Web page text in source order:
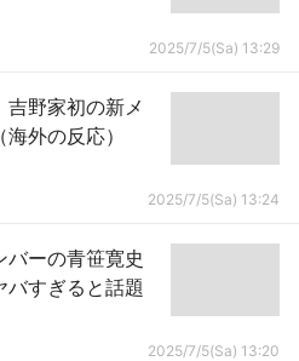
2025/7/5(Sa) 13:29
野家初の新メ
外の反応）
2025/7/5(Sa) 13:24
ーの青笹寛史
すぎると話題
2025/7/5(Sa) 13:20